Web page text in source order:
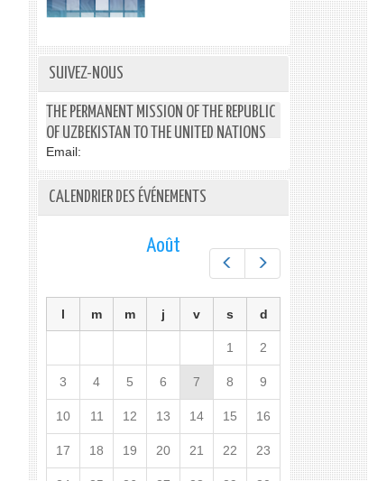
SUIVEZ-NOUS
THE PERMANENT MISSION OF THE REPUBLIC
OF UZBEKISTAN TO THE UNITED NATIONS
Email:
CALENDRIER DES ÉVÉNEMENTS
Préc. Suiv.
Août
l m m j v s d
1 2
3 4 5 6 7 8 9
10 11 12 13 14 15 16
17 18 19 20 21 22 23